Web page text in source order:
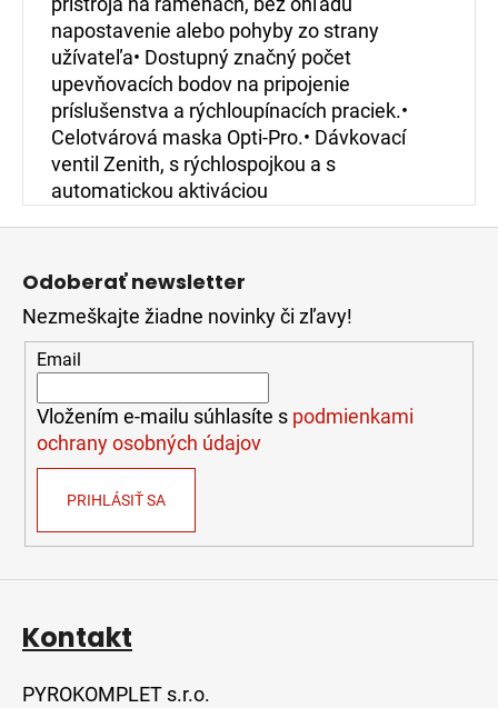
napostavenie alebo pohyby zo strany
užívateľa• Dostupný značný počet
upevňovacích bodov na pripojenie
príslušenstva a rýchloupínacích praciek.•
Celotvárová maska Opti-Pro.• Dávkovací
ventil Zenith, s rýchlospojkou a s
automatickou aktiváciou
Z
Odoberať newsletter
Nezmeškajte žiadne novinky či zľavy!
Email
Vložením e-mailu súhlasíte s podmienkami
ochrany osobných údajov
PRIHLÁSIŤ SA
Kontakt
PYROKOMPLET s.r.o.